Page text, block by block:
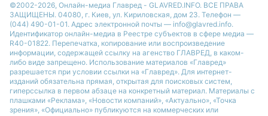
©2002-2026, Онлайн-медиа Главред - GLAVRED.INFO. ВСЕ ПРАВА
ЗАЩИЩЕНЫ. 04080, г. Киев, ул. Кириловская, дом 23. Телефон —
(044) 490-01-01. Адрес электронной почты — info@glavred.info.
Идентификатор онлайн-медиа в Реестре cубъектов в сфере медиа —
R40-01822. Перепечатка, копирование или воспроизведение
информации, содержащей ссылку на агенство ГЛАВРЕД, в каком-
либо виде запрещено. Использование материалов «Главред»
разрешается при условии ссылки на «Главред». Для интернет-
изданий обязательна прямая, открытая для поисковых систем,
гиперссылка в первом абзаце на конкретный материал. Материалы с
плашками «Реклама», «Новости компаний», «Актуально», «Точка
зрения», «Официально» публикуются на коммерческих или